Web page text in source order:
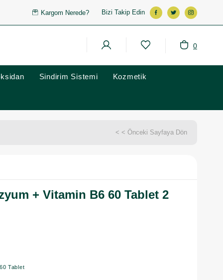
Kargom Nerede? Bizi Takip Edin
0
Sindirim Sistemi Kozmetik
< < Önceki Sayfaya Dön
+ Vitamin B6 60 Tablet 2
Tablet